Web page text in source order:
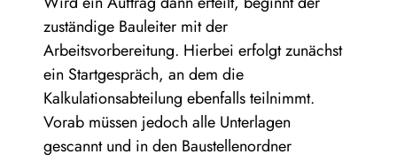
zuständige Bauleiter mit der
Arbeitsvorbereitung. Hierbei erfolgt zunächst
ein Startgespräch, an dem die
Kalkulationsabteilung ebenfalls teilnimmt.
Vorab müssen jedoch alle Unterlagen
gescannt und in den Baustellenordner